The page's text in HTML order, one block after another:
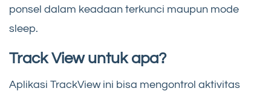
ponsel dalam keadaan terkunci maupun mode
sleep.
Track View untuk apa?
Aplikasi TrackView ini bisa mengontrol aktivitas